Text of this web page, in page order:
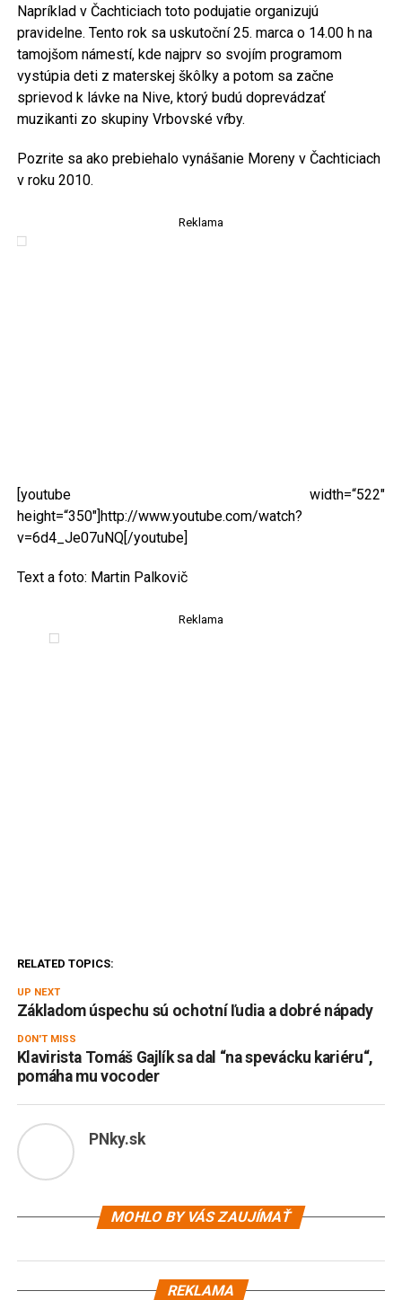
Napríklad v Čachticiach toto podujatie organizujú
pravidelne. Tento rok sa uskutoční 25. marca o 14.00 h na
tamojšom námestí, kde najprv so svojím programom
vystúpia deti z materskej škôlky a potom sa začne
sprievod k lávke na Nive, ktorý budú doprevádzať
muzikanti zo skupiny Vrbovské vŕby.
Pozrite sa ako prebiehalo vynášanie Moreny v Čachticiach
v roku 2010.
Reklama
[youtube width=“522″
height=“350″]http://www.youtube.com/watch?
v=6d4_Je07uNQ[/youtube]
Text a foto: Martin Palkovič
Reklama
RELATED TOPICS:
UP NEXT
Základom úspechu sú ochotní ľudia a dobré nápady
DON'T MISS
Klavirista Tomáš Gajlík sa dal “na spevácku kariéru“,
pomáha mu vocoder
PNky.sk
MOHLO BY VÁS ZAUJÍMAŤ
REKLAMA